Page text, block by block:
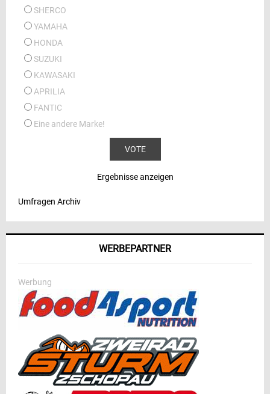
SHERCO
YAMAHA
HONDA
SUZUKI
KAWASAKI
APRILIA
FANTIC
Eine andere Marke!
Ergebnisse anzeigen
Umfragen Archiv
WERBEPARTNER
Werbung